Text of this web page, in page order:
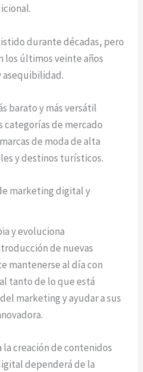
durante décadas, pero
los últimos veinte años
asequibilidad.
barato y más versátil
categorías de mercado
de moda de alta
y destinos turísticos.
marketing digital y
y evoluciona
de nuevas
mantenerse al día con
tanto de lo que está
marketing y ayudar a sus
creación de contenidos
dependerá de la